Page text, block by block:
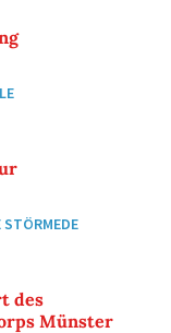
STÖRMEDE
des
Münster